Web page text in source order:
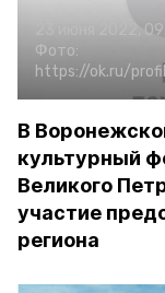
23 июня 2022,
Фото:
https://ok.ru/
В
культурный
Великого
участие
региона